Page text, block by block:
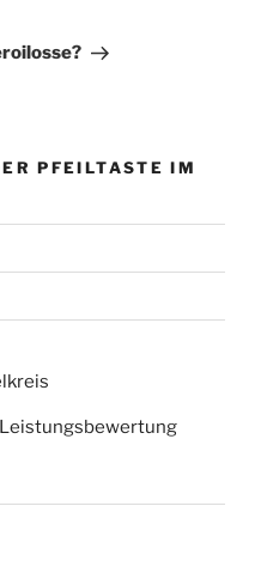
PFEILTASTE IM